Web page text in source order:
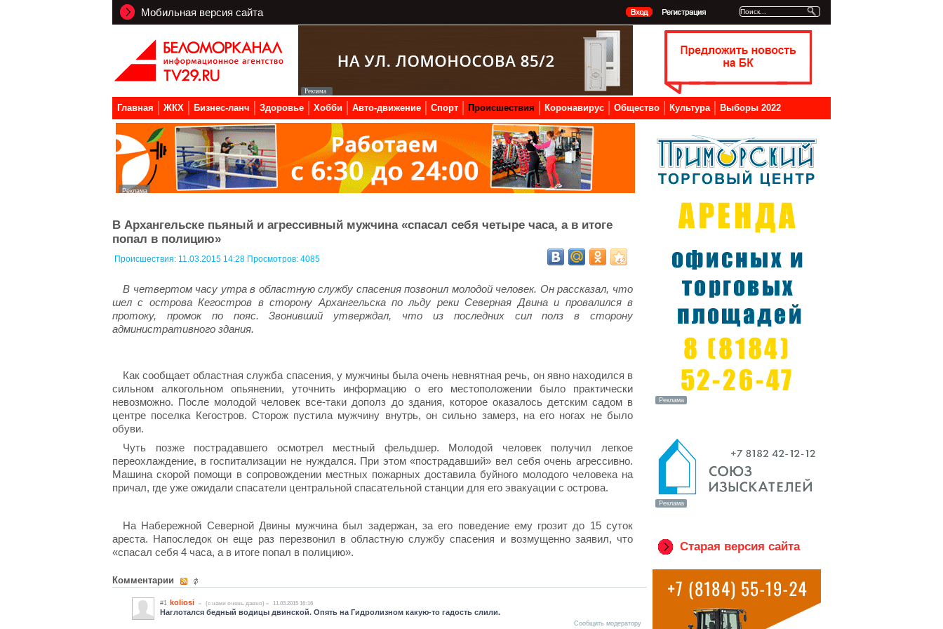
Мобильная версия сайта
Главная ЖКХ Бизнес-ланч Здоровье Хобби Авто-движение Спорт Происшествия Коронавирус Общество Культура Выборы 2022
В Архангельске пьяный и агрессивный мужчина «спасал себя четыре часа, а в итоге
попал в полицию»
Происшествия: 11.03.2015 14:28 Просмотров: 4085
В четвертом часу утра в областную службу спасения позвонил молодой человек. Он рассказал, что
шел с острова Кегостров в сторону Архангельска по льду реки Северная Двина и провалился в
протоку, промок по пояс. Звонивший утверждал, что из последних сил полз в сторону
административного здания.
Как сообщает областная служба спасения, у мужчины была очень невнятная речь, он явно находился в
сильном алкогольном опьянении, уточнить информацию о его местоположении было практически
невозможно. После молодой человек все-таки дополз до здания, которое оказалось детским садом в
центре поселка Кегостров. Сторож пустила мужчину внутрь, он сильно замерз, на его ногах не было
обуви.
Чуть позже пострадавшего осмотрел местный фельдшер. Молодой человек получил легкое
переохлаждение, в госпитализации не нуждался. При этом «пострадавший» вел себя очень агрессивно.
Машина скорой помощи в сопровождении местных пожарных доставила буйного молодого человека на
причал, где уже ожидали спасатели центральной спасательной станции для его эвакуации с острова.
На Набережной Северной Двины мужчина был задержан, за его поведение ему грозит до 15 суток
ареста. Напоследок он еще раз перезвонил в областную службу спасения и возмущенно заявил, что
«спасал себя 4 часа, а в итоге попал в полицию».
Комментарии
#1 koliosi (c нами очень давно) 11.03.2015 16:16
Наглотался бедный водицы двинской. Опять на Гидролизном какую-то гадость слили.
Сообщить модератору
Старая версия сайта